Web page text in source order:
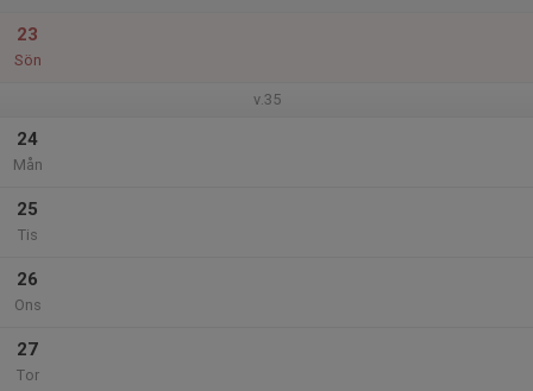
23
Sön
v.35
24
Mån
25
Tis
26
Ons
27
Tor